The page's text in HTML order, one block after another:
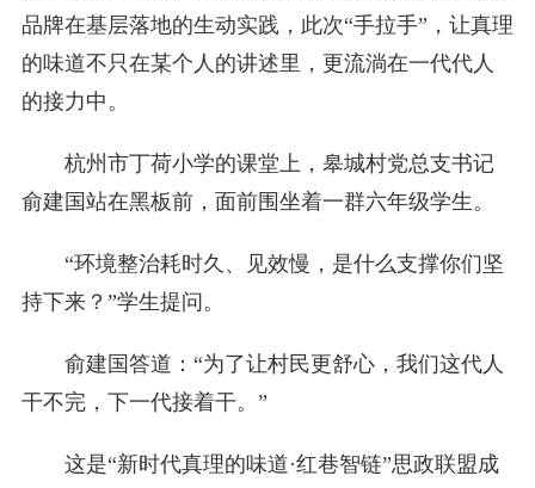
品牌在基层落地的生动实践，此次“手拉手”，让真理
的味道不只在某个人的讲述里，更流淌在一代代人
的接力中。
杭州市丁荷小学的课堂上，皋城村党总支书记
俞建国站在黑板前，面前围坐着一群六年级学生。
“环境整治耗时久、见效慢，是什么支撑你们坚
持下来？”学生提问。
俞建国答道：“为了让村民更舒心，我们这代人
干不完，下一代接着干。”
这是“新时代真理的味道·红巷智链”思政联盟成